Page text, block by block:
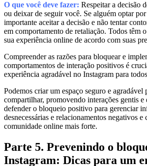
O que você deve fazer: Respeitar a decisão
ou deixar de seguir você. Se alguém optar
importante aceitar a decisão e não tentar
em comportamento de retaliação. Todos têm
sua experiência online de acordo com suas
Compreender as razões para bloquear e
comportamentos de interação positivos é
experiência agradável no Instagram para
Podemos criar um espaço seguro e agradável
compartilhar, promovendo interações gentis e
defender o bloqueio positivo para gerenciar
desnecessárias e relacionamentos negativos e
comunidade online mais forte.
Parte 5. Prevenindo o
Instagram: Dicas para um